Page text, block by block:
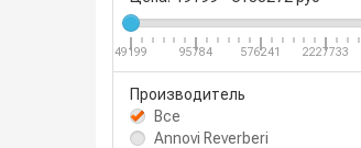
49199 95784 576241 2227733
Производитель
Все
Annovi Reverberi